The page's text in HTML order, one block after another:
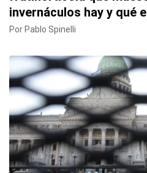
invernáculos hay y qué
Por Pablo Spinelli